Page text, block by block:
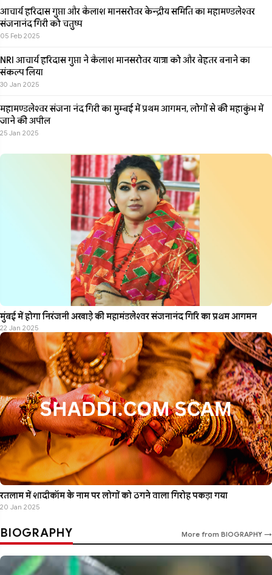
आचार्य हरिदास गुप्ता और कैलाश मानसरोवर केन्द्रीय समिति का महामण्डलेश्वर
संजनानंद गिरी को चतुष्प
05 Feb 2025
NRI आचार्य हरिदास गुप्ता ने कैलाश मानसरोवर यात्रा को और बेहतर बनाने का
संकल्प लिया
30 Jan 2025
महामण्डलेश्वर संजना नंद गिरी का मुम्बई में प्रथम आगमन, लोगों से की महाकुंभ में
जाने की अपील
25 Jan 2025
मुंबई में होगा निरंजनी अखाड़े की महामंडलेश्वर संजनानंद गिरि का प्रथम आगमन
22 Jan 2025
रतलाम में शादीकॉम के नाम पर लोगों को ठगने वाला गिरोह पकड़ा गया
20 Jan 2025
BIOGRAPHY More from BIOGRAPHY →